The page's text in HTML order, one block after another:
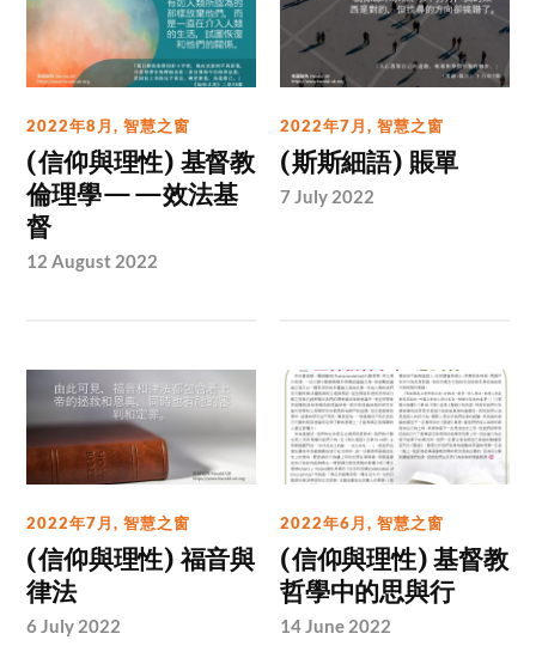
2022年8月,智慧之窗
(信仰與理性) 基督教
倫理學——效法基
督
12 August 2022
2022年7月,智慧之窗
(斯斯細語) 賬單
7 July 2022
2022年7月,智慧之窗
(信仰與理性) 福音與
律法
6 July 2022
2022年6月,智慧之窗
(信仰與理性) 基督教
哲學中的思與行
14 June 2022